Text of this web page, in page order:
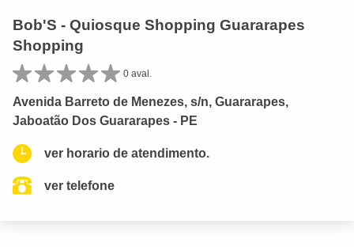
Bob'S - Quiosque Shopping Guararapes
Shopping
0 aval.
Avenida Barreto de Menezes, s/n, Guararapes,
Jaboatão Dos Guararapes - PE
ver horario de atendimento.
ver telefone